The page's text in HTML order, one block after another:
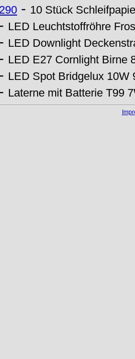
- 10 Stück
- LED Leuchtstoffröhre
- LED Downlight
- LED E27 Cornlight Birne
- LED Spot Bridgelux 10W
- Laterne mit Batterie T99